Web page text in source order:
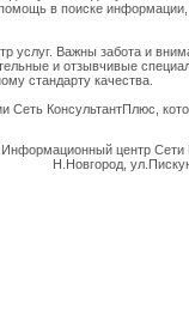
в поиске
услуг. Важны забота и
и отзывчивые
стандарту качества.
КонсультантПлюс,
Информационный центр Сети
Н.Новгород,